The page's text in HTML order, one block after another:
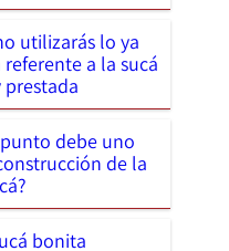
utilizarás lo ya
a la sucá
prestada
debe uno
de la
bonita